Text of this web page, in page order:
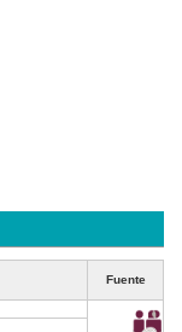
Fuente